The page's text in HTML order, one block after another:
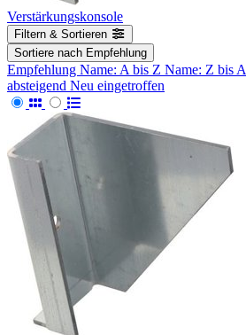
Verstärkungskonsole
Filtern & Sortieren
Sortiere nach Empfehlung
Empfehlung Name: A bis Z Name: Z bis A
absteigend Neu eingetroffen